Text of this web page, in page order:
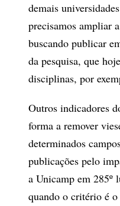
demais
precisamos ampliar
buscando publicar
da pesquisa, que
disciplinas, por
Outros indicadores
forma a remover
determinados
publicações pelo
a Unicamp em 285º
quando o critério é